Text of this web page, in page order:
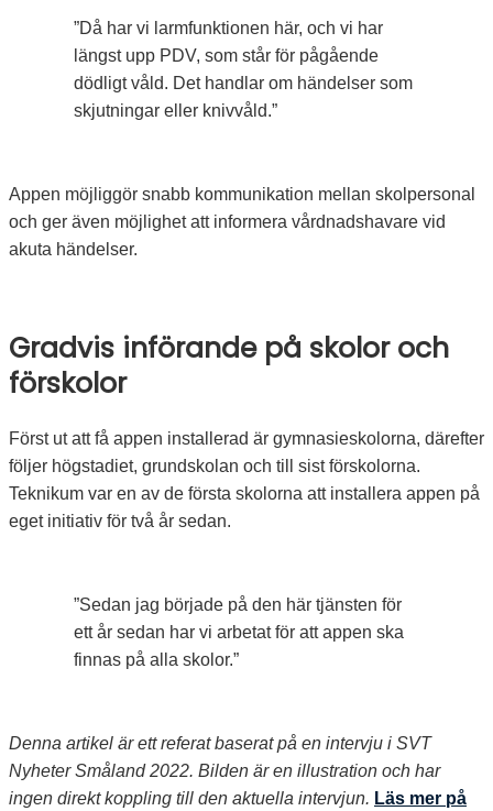
”Då har vi larmfunktionen här, och vi har
längst upp PDV, som står för pågående
dödligt våld. Det handlar om händelser som
skjutningar eller knivvåld.”
Appen möjliggör snabb kommunikation mellan skolpersonal
och ger även möjlighet att informera vårdnadshavare vid
akuta händelser.
Gradvis införande på skolor och
förskolor
Först ut att få appen installerad är gymnasieskolorna, därefter
följer högstadiet, grundskolan och till sist förskolorna.
Teknikum var en av de första skolorna att installera appen på
eget initiativ för två år sedan.
”Sedan jag började på den här tjänsten för
ett år sedan har vi arbetat för att appen ska
finnas på alla skolor.”
Denna artikel är ett referat baserat på en intervju i SVT
Nyheter Småland 2022. Bilden är en illustration och har
ingen direkt koppling till den aktuella intervjun. Läs mer på